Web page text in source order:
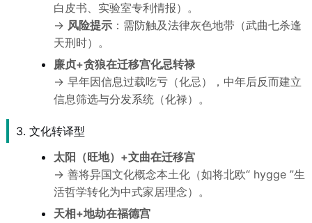
白皮书、实验室专利情报）。
→ 风险提示：需防触及法律灰色地带（武曲七杀逢
天刑时）。
廉贞+贪狼在迁移宫化忌转禄
→ 早年因信息过载吃亏（化忌），中年后反而建立
信息筛选与分发系统（化禄）。
3. 文化转译型
太阳（旺地）+文曲在迁移宫
→ 善将异国文化概念本土化（如将北欧“ hygge ”生
活哲学转化为中式家居理念）。
天相+地劫在福德宫